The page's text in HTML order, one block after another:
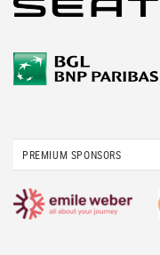
PREMIUM SPONSORS